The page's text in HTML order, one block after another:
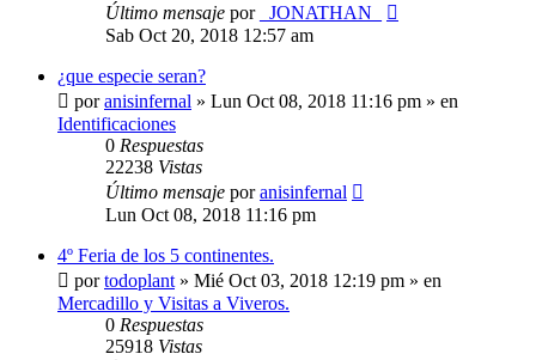
Último mensaje por
_JONATHAN_
Sab Oct 20, 2018 12:57 am
¿que especie seran?
poranisinfernal » Lun Oct 08, 2018 11:16 pm » en
Identificaciones
0 Respuestas
22238 Vistas
Último mensaje poranisinfernal
Lun Oct 08, 2018 11:16 pm
4º Feria de los 5 continentes.
portodoplant » Mié Oct 03, 2018 12:19 pm » en
Mercadillo y Visitas a Viveros.
0 Respuestas
25918 Vistas